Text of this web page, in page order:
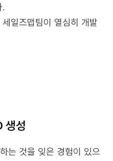
.
일즈맵팀이 열심히 개발
생성
는 것을 잊은 경험이 있으